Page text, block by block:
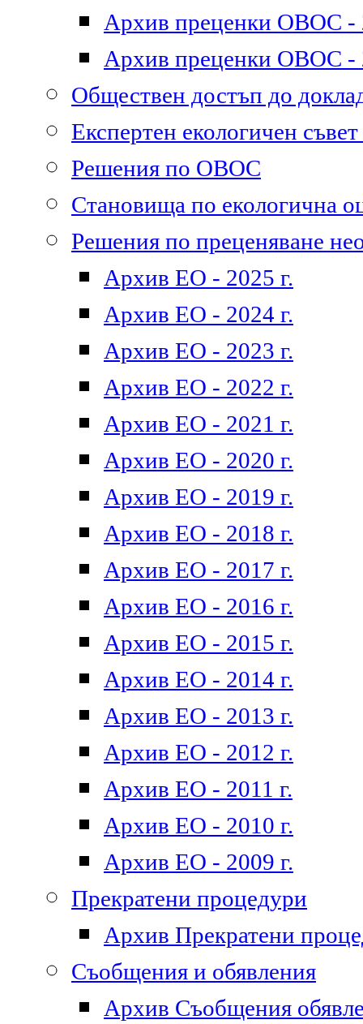
Архив преценки ОВОС -
Архив преценки ОВОС -
Обществен достъп до
Експертен екологичен
Решения по ОВОС
Становища по екологична
Решения по преценяване
Архив ЕО - 2025 г.
Архив ЕО - 2024 г.
Архив ЕО - 2023 г.
Архив ЕО - 2022 г.
Архив ЕО - 2021 г.
Архив ЕО - 2020 г.
Архив ЕО - 2019 г.
Архив ЕО - 2018 г.
Архив ЕО - 2017 г.
Архив ЕО - 2016 г.
Архив ЕО - 2015 г.
Архив ЕО - 2014 г.
Архив ЕО - 2013 г.
Архив ЕО - 2012 г.
Архив ЕО - 2011 г.
Архив ЕО - 2010 г.
Архив ЕО - 2009 г.
Прекратени процедури
Архив Прекратени
Съобщения и обявления
Архив Съобщения